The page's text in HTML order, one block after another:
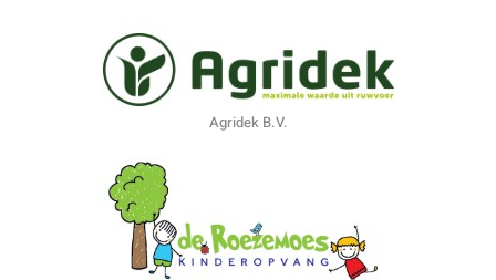
Agridek B.V.